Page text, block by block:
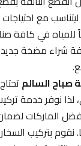
مع احتياجات
في كافة
شراء مضخة جديدة
السالمتحتاج
نوفر خدمة تركيب
الماركات
نقوم بتركيب